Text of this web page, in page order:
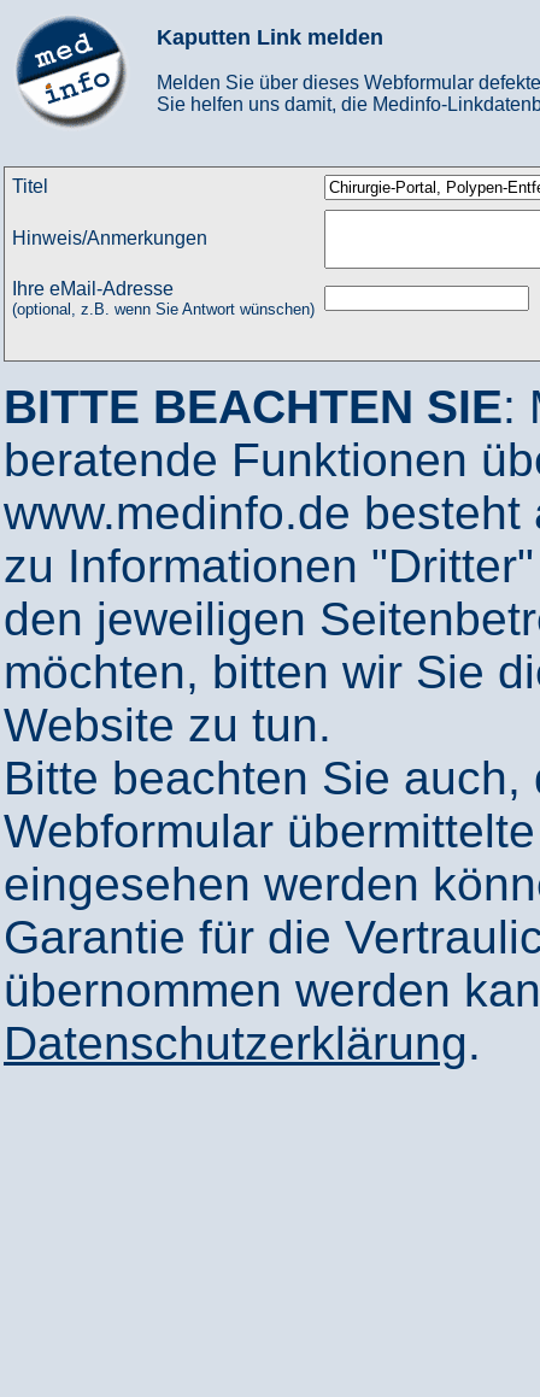
Kaputten Link melden
Melden Sie über dieses Webformular
Sie helfen uns damit, die Medinfo-
Titel
Hinweis/Anmerkungen
Ihre eMail-Adresse
(optional, z.B. wenn Sie Antwort wünschen)
BITTE BEACHTEN SIE:
beratende Funktionen
www.medinfo.de
zu Informationen
den jeweiligen
möchten, bitten wir Sie
Website zu tun.
Bitte beachten Sie
Webformular
eingesehen werden
Garantie für die
übernommen werden
Datenschutzerklärung.